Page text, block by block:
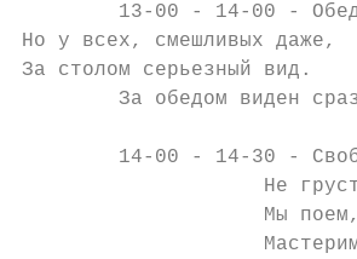
13-00 - 14-00 -
Но у всех, смешливых даже,
За столом серьезный вид.
За обедом виден
14-00 - 14-30 -
Не
Мы